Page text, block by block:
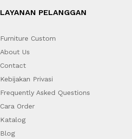
LAYANAN PELANGGAN
Furniture Custom
About Us
Contact
Kebijakan Privasi
Frequently Asked Questions
Cara Order
Katalog
Blog